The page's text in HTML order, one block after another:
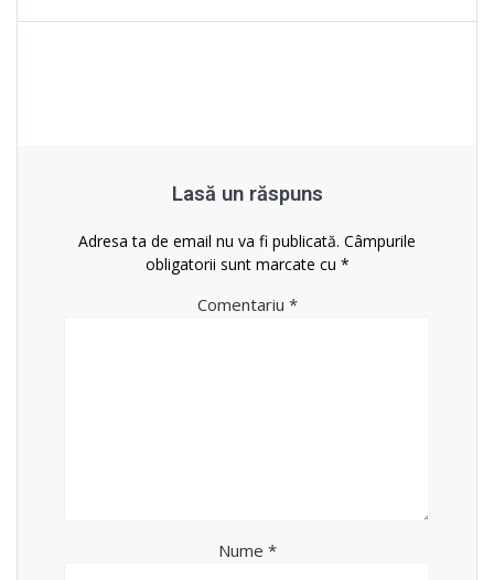
în
Lasă un răspuns
Adresa ta de email nu va fi publicată. Câmpurile
obligatorii sunt marcate cu *
Comentariu *
Nume *